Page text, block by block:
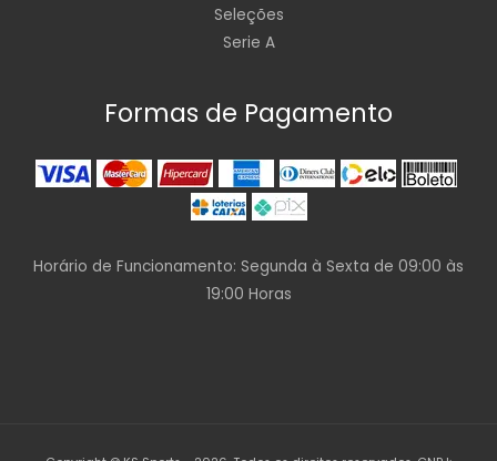
Seleções
Serie A
Formas de Pagamento
Horário de Funcionamento: Segunda à Sexta de 09:00 às
19:00 Horas